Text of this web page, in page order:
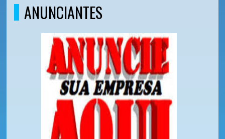
ANUNCIANTES